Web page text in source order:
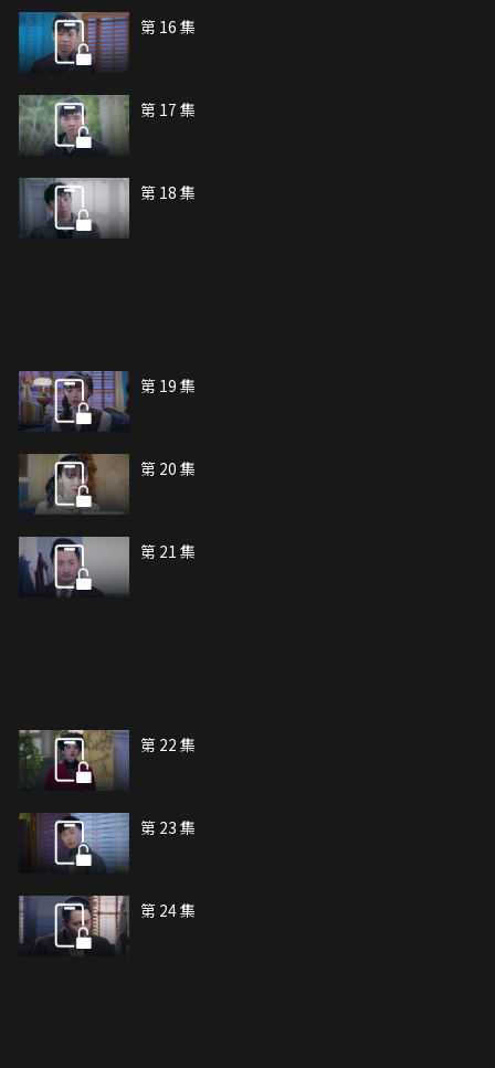
第 16 集
第 17 集
第 18 集
第 19 集
第 20 集
第 21 集
第 22 集
第 23 集
第 24 集